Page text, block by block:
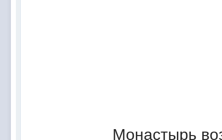
Монастырь